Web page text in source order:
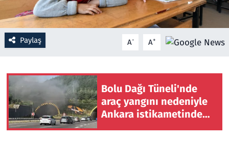
Paylaş A- A+
Bolu Dağı Tüneli'nde
araç yangını nedeniyle
Ankara istikametinde
Seçim 2023
Spor
Teknoloji ve Bilim
Televizyon